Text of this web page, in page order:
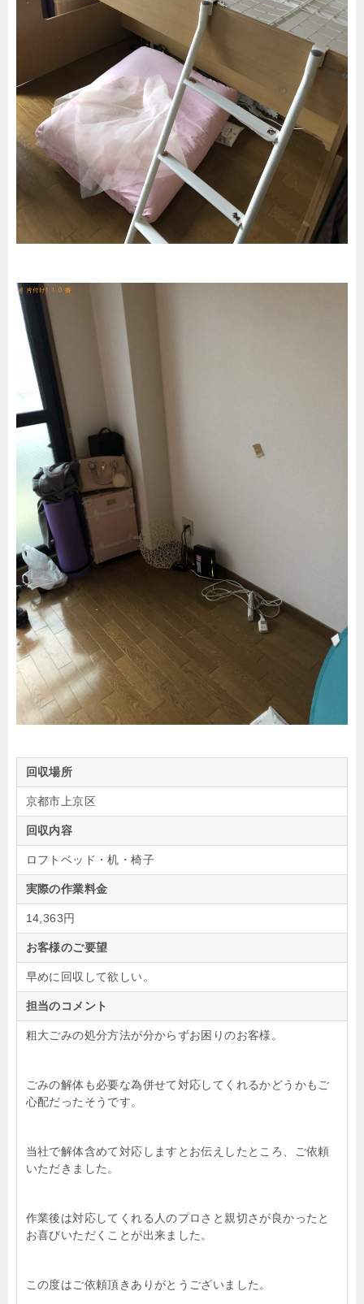
回収場所
京都市上京区
回収内容
ロフトベッド・机・椅子
実際の作業料金
14,363円
お客様のご要望
早めに回収して欲しい。
担当のコメント
粗大ごみの処分方法が分からずお困りのお客様。
ごみの解体も必要な為併せて対応してくれるかどうかもご
心配だったそうです。
当社で解体含めて対応しますとお伝えしたところ、ご依頼
いただきました。
作業後は対応してくれる人のプロさと親切さが良かったと
お喜びいただくことが出来ました。
この度はご依頼頂きありがとうございました。